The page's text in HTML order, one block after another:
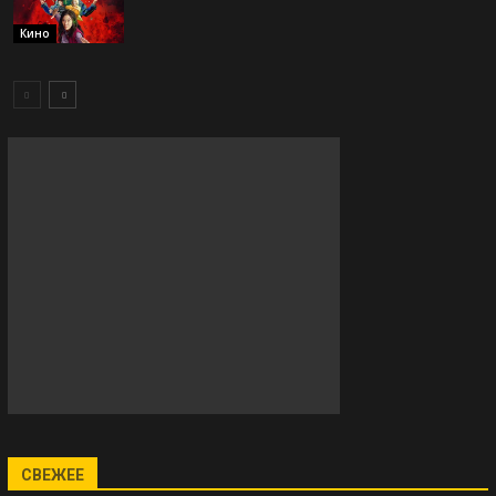
Кино
СВЕЖЕЕ